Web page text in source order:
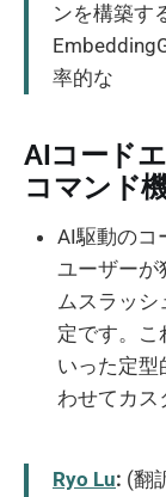
ンを構築す
率的な
AIコード
コマンド
AI駆動のコ
ユーザーが
ムスラッ
定です。
いった定型
わせてカス
Ryo Lu: (翻